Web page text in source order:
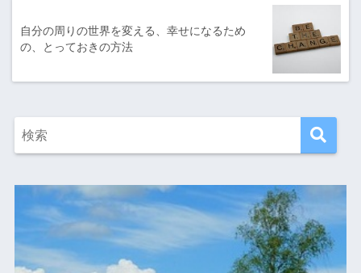
自分の周りの世界を変える、幸せになるため
の、とっておきの方法